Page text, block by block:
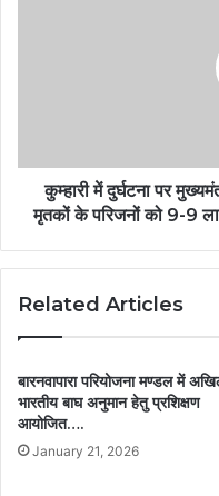
कुम्हारी में दुर्घटना पर
मृतकों के परिजनों को 9-9
Related Articles
बारनवापारा परियोजना मण्डल में
भारतीय बाघ अनुमान हेतु प्रशिक्षण
आयोजित….
January 21, 2026